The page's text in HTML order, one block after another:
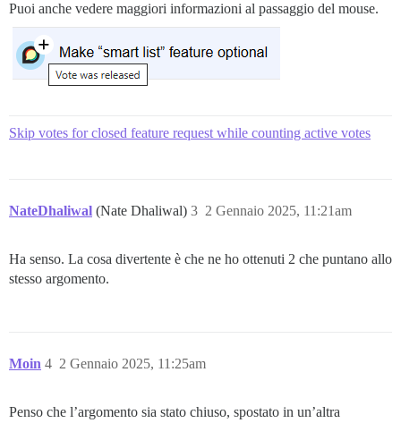
Puoi anche vedere maggiori informazioni al passaggio del mouse.
Skip votes for closed feature request while counting active votes
NateDhaliwal (Nate Dhaliwal) 2 Gennaio 2025, 11:21am
3
Ha senso. La cosa divertente è che ne ho ottenuti 2 che puntano allo
stesso argomento.
Moin 2 Gennaio 2025, 11:25am
4
Penso che l’argomento sia stato chiuso, spostato in un’altra